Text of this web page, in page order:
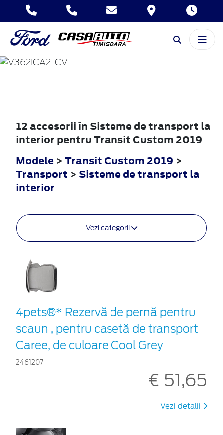
TRANSIT
CUSTOM
12 accesorii în Sisteme de transport la
interior pentru Transit Custom 2019
Modele > Transit Custom 2019 >
Transport > Sisteme de transport la
interior
Vezi categorii
4pets®* Rezervă de pernă pentru
scaun , pentru casetă de transport
Caree, de culoare Cool Grey
2461207
€ 51,65
Vezi detalii